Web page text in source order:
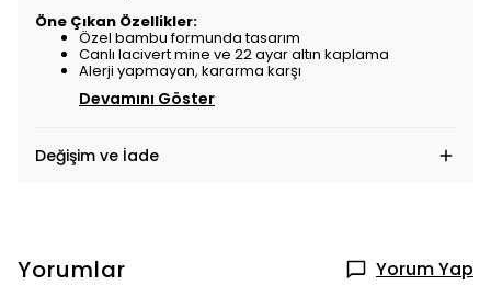
Öne Çıkan Özellikler:
Özel bambu formunda tasarım
Canlı lacivert mine ve 22 ayar altın kaplama
Alerji yapmayan, kararma karşı
Devamını Göster
Değişim ve İade
Yorumlar Yorum Yap